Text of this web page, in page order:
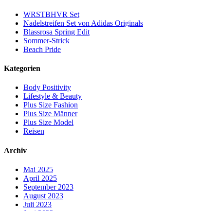
WRSTBHVR Set
Nadelstreifen Set von Adidas Originals
Blassrosa Spring Edit
Sommer-Strick
Beach Pride
Kategorien
Body Positivity
Lifestyle & Beauty
Plus Size Fashion
Plus Size Männer
Plus Size Model
Reisen
Archiv
Mai 2025
April 2025
September 2023
August 2023
Juli 2023